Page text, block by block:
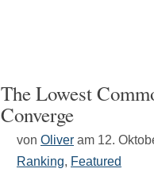
The Lowest
Converge
von Oliver am 12.
Ranking, Featured